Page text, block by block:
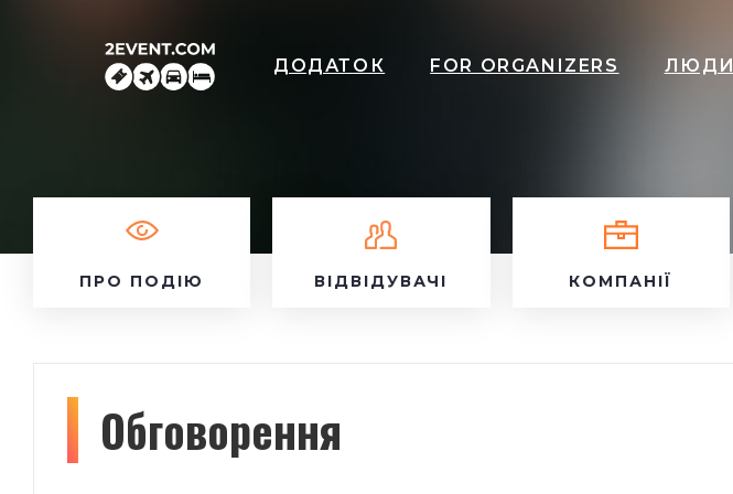
ДОДАТОК FOR ORGANIZERS ЛЮДИ
ПРО ПОДІЮ ВІДВІДУВАЧІ КОМПАНІЇ
Обговорення